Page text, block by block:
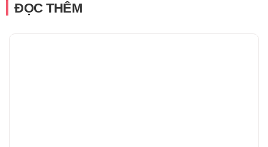
ĐỌC THÊM